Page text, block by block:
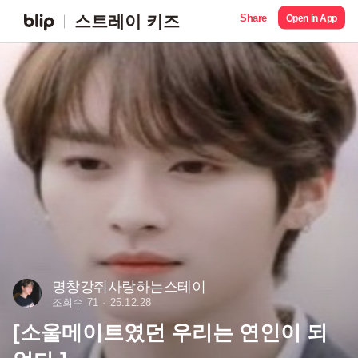
스트레이 키즈 Share Open in App
명창강쥐사랑하는스테이
조회수 71 25.12.28
[소울메이트였던 우리는 연인이 되